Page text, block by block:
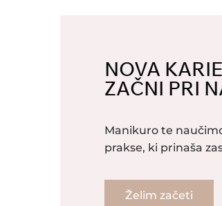
NOVA
ZAČNI PRI
Manikuro te
prakse, ki prinaša
Želim začeti